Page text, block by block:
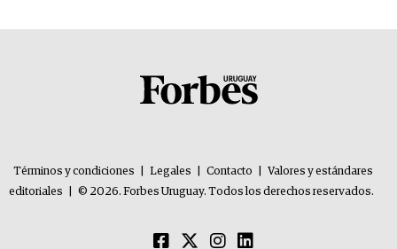
Términos y condiciones Legales Contacto
Valores y estándares
editoriales
© 2026. Forbes Uruguay. Todos los derechos reservados.